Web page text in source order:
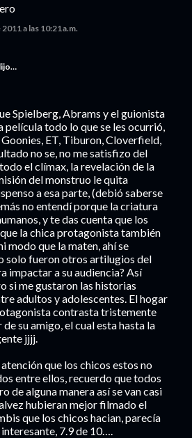
a las 10:21 a.m.
Spielberg, Abrams y el guionista
película todo lo que se les ocurrió,
ET, Tiburon, Cloverfield,
no se, no me satisfizo del
el clímax, la revelación de la
del monstruo le quita
a esa parte, (debió saberse
no entendí porque la criatura
y te das cuenta que los
la chica protagonista también
modo que la maten, ahí se
solo fueron otros artilugios del
impactar a su audiencia? Así
si me gustaron las historias
adultos y adolescentes. El hogar
contrasta tristemente
de su amigo, el cual esta hasta la
jjjj.
que los chicos estos no
entre ellos, recuerdo que todos
de alguna manera así se van casi
hubieran mejor filmado el
que los chicos hacian, parecía
7.9 de 10….